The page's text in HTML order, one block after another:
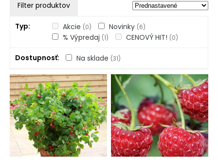
Filter produktov
Typ Akcie (0) Novinky (6)
% Výpredaj (1) CENOVÝ HIT! (0)
Dostupnosť Na sklade (31)